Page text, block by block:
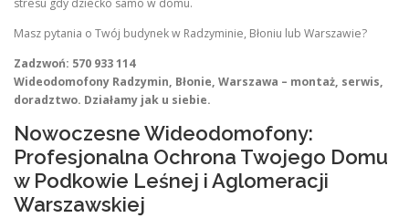
Masz pytania o Twój budynek w Radzyminie, Błoniu lub Warszawie?
Zadzwoń: 570 933 114
Wideodomofony Radzymin, Błonie, Warszawa – montaż, serwis,
doradztwo. Działamy jak u siebie.
Nowoczesne Wideodomofony:
Profesjonalna Ochrona Twojego Domu
w Podkowie Leśnej i Aglomeracji
Warszawskiej